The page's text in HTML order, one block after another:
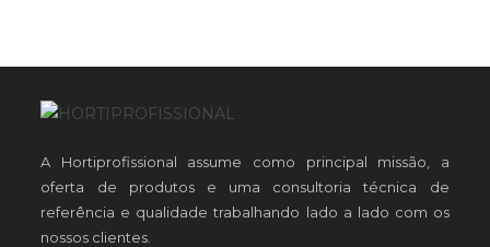
A Hortiprofissional assume como principal missão, a
oferta de produtos e uma consultoria técnica de
referência e qualidade trabalhando lado a lado com os
nossos clientes.